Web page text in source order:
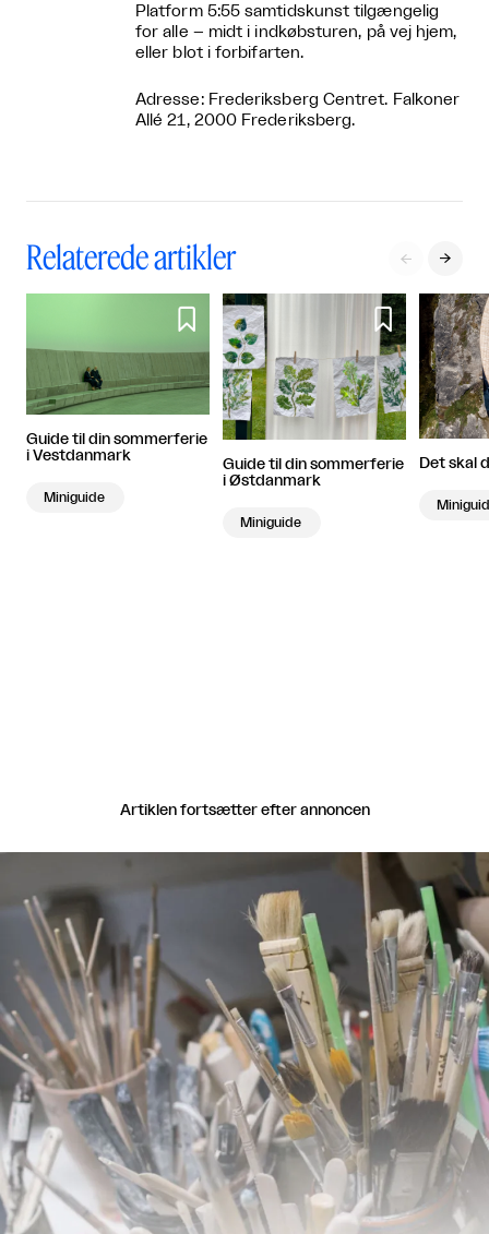
Platform 5:55 samtidskunst tilgængelig
for alle – midt i indkøbsturen, på vej hjem,
eller blot i forbifarten.
Adresse: Frederiksberg Centret. Falkoner
Allé 21, 2000 Frederiksberg.
Relaterede artikler  

Guide til din sommerferie
i Vestdanmark
Miniguide

Guide til din sommerferie
i Østdanmark
Miniguide
Det skal
Artiklen fortsætter efter annoncen